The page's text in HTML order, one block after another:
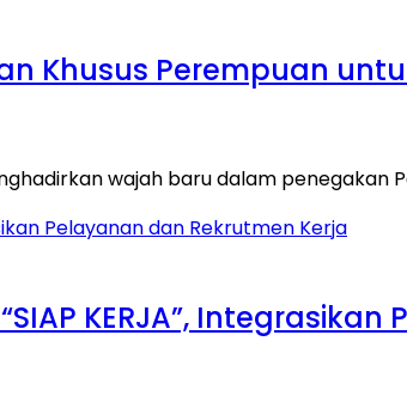
Khusus Perempuan
wajah baru dalam penegakan
KERJA”,